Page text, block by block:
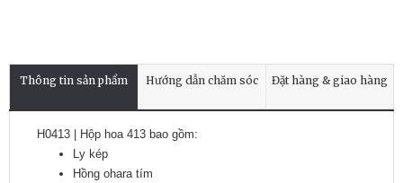
Thông tin sản phẩm Hướng dẫn chăm sóc Đặt hàng & giao hàng
H0413 | Hộp hoa 413 bao gồm:
Ly kép
Hồng ohara tím